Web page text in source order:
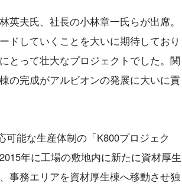
夫氏、社長の小林章一氏らが出席。
ドしていくことを大いに期待しており
とって壮大なプロジェクトでした。関
の完成がアルビオンの発展に大いに貢
能な生産体制の「K800プロジェク
年に工場の敷地内に新たに資材厚生
事務エリアを資材厚生棟へ移動させ独